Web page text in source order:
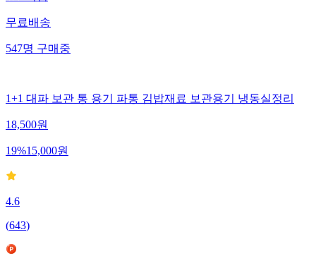
477적립
무료배송
547명구매중
1+1 대파 보관 통 용기 파통 김밥재료 보관용기 냉동실정리
18,500원
19%15,000원
4.6
(643)